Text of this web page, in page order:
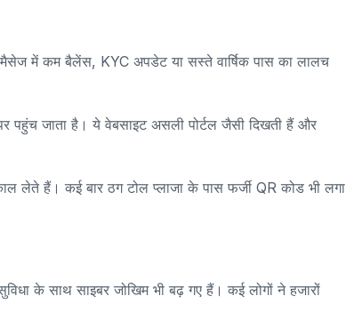
में कम बैलेंस, KYC अपडेट या सस्ते वार्षिक पास का लालच
जाता है। ये वेबसाइट असली पोर्टल जैसी दिखती हैं और
लेते हैं। कई बार ठग टोल प्लाजा के पास फर्जी QR कोड भी लगा
के साथ साइबर जोखिम भी बढ़ गए हैं। कई लोगों ने हजारों